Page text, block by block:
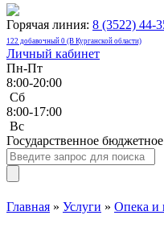
Горячая линия: 8 (3522) 44-
122 добавочный 0 (В Курганской области)
Личный кабинет
Пн-Пт
8:00-20:00
Сб
8:00-17:00
Bc
Государственное
Главная » Услуги » Опека и